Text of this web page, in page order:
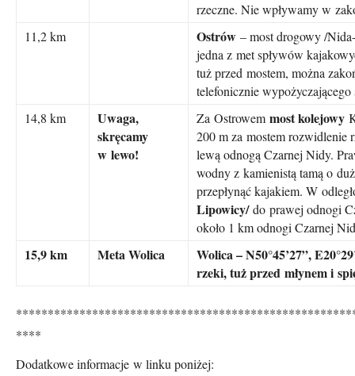
rzeczne. Nie wpływamy w
11,2 km
Ostrów – most drogowy /
jedna z met spływów
tuż przed mostem, można
telefonicznie wypożyczającego
14,8 km
Uwaga,
skręcamy
w lewo!
Za Ostrowem most kolejowy
200 m za mostem
lewą odnogą Czarnej Nidy.
wodny z kamienistą tamą o
przepłynąć kajakiem. W
Lipowicy/do prawej odnogi
około 1 km odnogi Czarnej
15,9 km Meta Wolica
Wolica – N50°45’27”,
rzeki, tuż przed młynem i
****
Dodatkowe informacje w linku poniżej: